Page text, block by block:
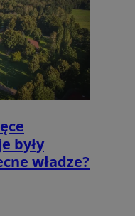
były
władze?